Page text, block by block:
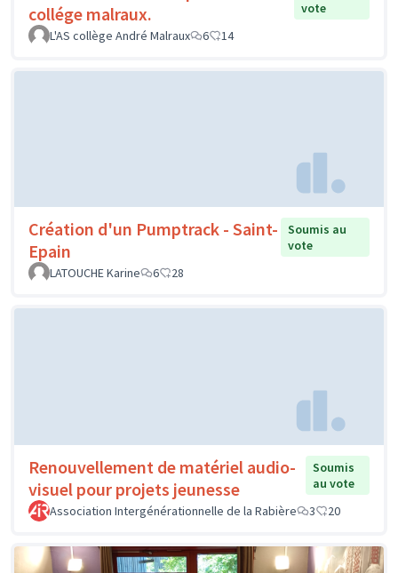
collége malraux.
vote
L'AS collège André Malraux
6 14
Création d'un Pumptrack - Saint-
Epain
Soumis au
vote
LATOUCHE Karine
6 28
Renouvellement de matériel audio-
visuel pour projets jeunesse
Soumis
au vote
Association Intergénérationnelle de la Rabière
3 20